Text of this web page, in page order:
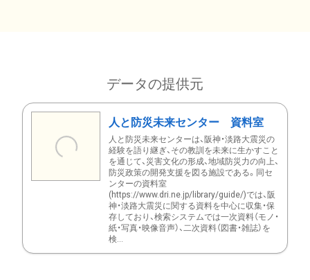
データの提供元
人と防災未来センター 資料室
人と防災未来センターは、阪神・淡路大震災の
経験を語り継ぎ、その教訓を未来に生かすこと
を通じて、災害文化の形成、地域防災力の向上、
防災政策の開発支援を図る施設である。同セ
ンターの資料室
(https://www.dri.ne.jp/library/guide/)では、阪
神・淡路大震災に関する資料を中心に収集・保
存しており、検索システムでは一次資料（モノ・
紙・写真・映像音声）、二次資料（図書・雑誌）を
検...